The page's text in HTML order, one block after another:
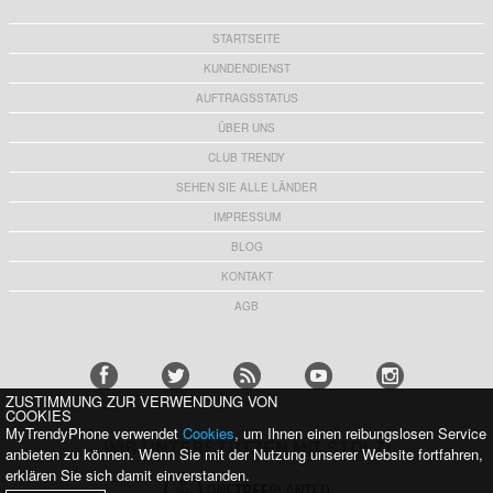
STARTSEITE
KUNDENDIENST
AUFTRAGSSTATUS
ÜBER UNS
CLUB TRENDY
SEHEN SIE ALLE LÄNDER
IMPRESSUM
BLOG
KONTAKT
AGB
WIR UNTERSTÜTZEN MIT STOLZ:
ZUSTIMMUNG ZUR VERWENDUNG VON
COOKIES
MyTrendyPhone verwendet Cookies, um Ihnen einen reibungslosen Service
anbieten zu können. Wenn Sie mit der Nutzung unserer Website fortfahren,
erklären Sie sich damit einverstanden.